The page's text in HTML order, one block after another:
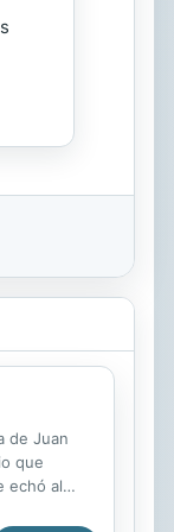
de Juan
que
echó al